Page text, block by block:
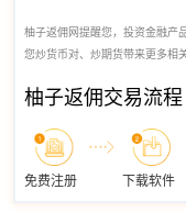
柚子返佣网提醒您，投资金融产
您炒货币对、炒期货带来更多相
柚子返佣交易流程
免费注册 下载软件